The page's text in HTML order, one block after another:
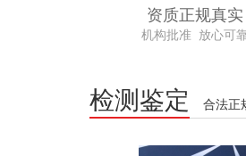
资质正规真实
机构批准 放心可
检测鉴定 合法正